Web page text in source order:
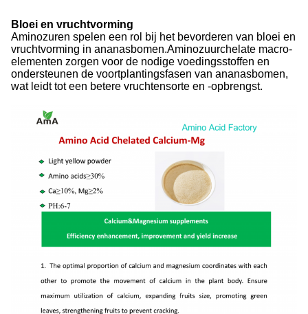
Bloei en vruchtvorming
Aminozuren spelen een rol bij het bevorderen van bloei en
vruchtvorming in ananasbomen.Aminozuurchelate macro-
elementen zorgen voor de nodige voedingsstoffen en
ondersteunen de voortplantingsfasen van ananasbomen,
wat leidt tot een betere vruchtensorte en -opbrengst.